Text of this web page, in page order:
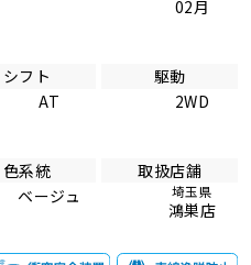
02月
シフト
AT
駆動
2WD
色系統
ベージュ
取扱店舗
埼玉県
鴻巣店